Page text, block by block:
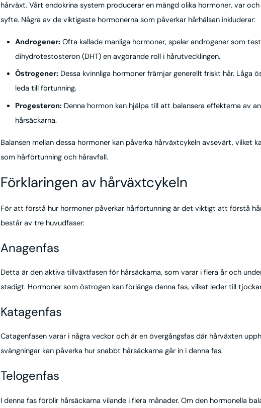
hårväxt. Vårt endokrina system producerar en mängd olika hormoner, var
syfte. Några av de viktigaste hormonerna som påverkar hårhälsan inkluderar:
Androgener: Ofta kallade manliga hormoner, spelar androgener som
dihydrotestosteron (DHT) en avgörande roll i hårutvecklingen.
Östrogener: Dessa kvinnliga hormoner främjar generellt friskt hår. Låga
leda till förtunning.
Progesteron: Denna hormon kan hjälpa till att balansera effekterna av
hårsäckarna.
Balansen mellan dessa hormoner kan påverka hårväxtcykeln avsevärt, vilket
som hårförtunning och håravfall.
Förklaringen av hårväxtcykeln
För att förstå hur hormoner påverkar hårförtunning är det viktigt att förstå
består av tre huvudfaser:
Anagenfas
Detta är den aktiva tillväxtfasen för hårsäckarna, som varar i flera år och
stadigt. Hormoner som östrogen kan förlänga denna fas, vilket leder till
Katagenfas
Catagenfasen varar i några veckor och är en övergångsfas där hårväxten
svängningar kan påverka hur snabbt hårsäckarna går in i denna fas.
Telogenfas
I denna fas förblir hårsäckarna vilande i flera månader. Om den hormonella